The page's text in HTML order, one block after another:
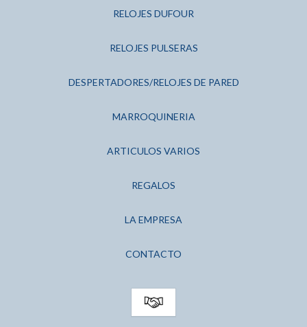
RELOJES DUFOUR
RELOJES PULSERAS
DESPERTADORES/RELOJES DE PARED
MARROQUINERIA
ARTICULOS VARIOS
REGALOS
LA EMPRESA
CONTACTO